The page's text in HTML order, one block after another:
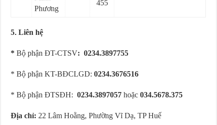
Phương
455
5. Liên hệ
*Bộ phận ĐT-CTSV: 0234.3897755
* Bộ phận KT-BĐCLGD:0234.3676516
* Bộ phận ĐTSĐH:0234.3897057 hoặc034.5678.375
Địa chỉ: 22 Lâm Hoằng, Phường Vĩ Dạ, TP Huế